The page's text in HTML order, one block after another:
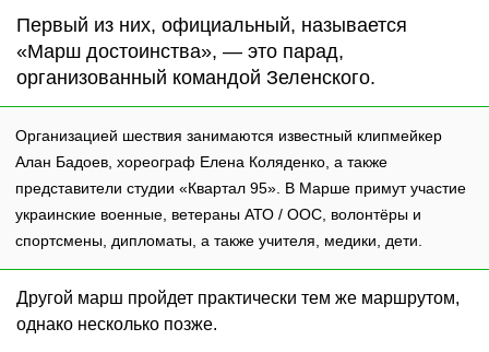
Первый из них, официальный, называется
«Марш достоинства», — это парад,
организованный командой Зеленского.
Организацией шествия занимаются известный клипмейкер
Алан Бадоев, хореограф Елена Коляденко, а также
представители студии «Квартал 95». В Марше примут участие
украинские военные, ветераны АТО / ООС, волонтёры и
спортсмены, дипломаты, а также учителя, медики, дети.
Другой марш пройдет практически тем же маршрутом,
однако несколько позже.